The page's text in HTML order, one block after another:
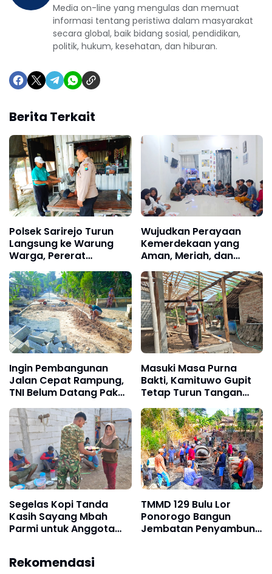
Media on-line yang mengulas dan memuat
informasi tentang peristiwa dalam masyarakat
secara global, baik bidang sosial, pendidikan,
politik, hukum, kesehatan, dan hiburan.
Berita Terkait
Polsek Sarirejo Turun
Langsung ke Warung
Warga, Pererat
Silaturahmi Jaga
Harkamtibmas
Wujudkan Perayaan
Kemerdekaan yang
Aman, Meriah, dan
Penuh Kebersamaan,
Mas Bhabin Sidomukti
Dampingi Karang
Taruna Arsiba
Matangkan Persiapan
HUT RI Ke-81
Ingin Pembangunan
Jalan Cepat Rampung,
TNI Belum Datang Pak
Parni Sudah Kerja
Duluan
Masuki Masa Purna
Bakti, Kamituwo Gupit
Tetap Turun Tangan
Bantu Satgas TMMD
Rehab Rumah
Warganya
Segelas Kopi Tanda
Kasih Sayang Mbah
Parmi untuk Anggota
TMMD 129 Bulu Lor
Ponorogo Bangun
Jembatan Penyambung
Rekomendasi